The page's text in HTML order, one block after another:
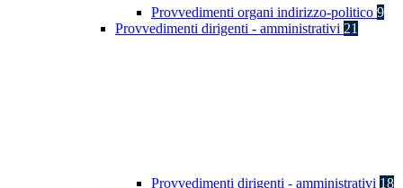
Provvedimenti organi indirizzo-politico 9
Provvedimenti dirigenti - amministrativi 21
Provvedimenti dirigenti - amministrativi 18